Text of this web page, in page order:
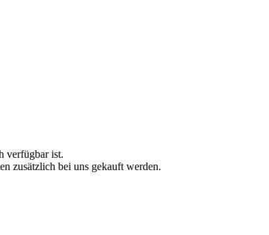
verfügbar ist.
zusätzlich bei uns gekauft werden.